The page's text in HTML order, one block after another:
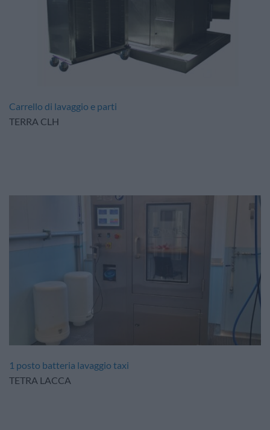
Carrello di lavaggio e parti
TERRA CLH
1 posto batteria lavaggio taxi
TETRA LACCA